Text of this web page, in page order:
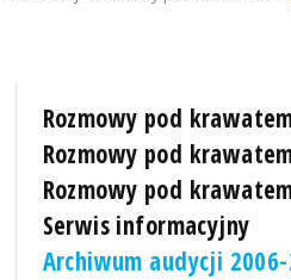
Rozmowy pod
Rozmowy pod
Rozmowy pod
Serwis informacyjny
Archiwum audycji